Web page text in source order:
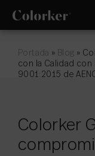
Portada » Blog »
con la Calidad
9001:2015 de
Colorker